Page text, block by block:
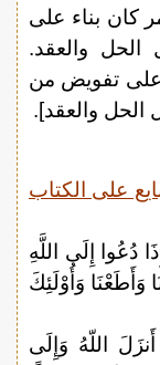
كان بناء على
والعقد.
على تفويض من
الحل والعقد].
على الكتاب
دُعُوا إِلَى اللَّهِ
وَأَطَعْنَا وَأُوْلَئِكَ
اللّهُ وَإِلَى